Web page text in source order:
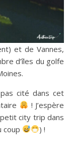
et de Vannes,
d’îles du golfe
cité dans cet
! J’espère
city trip dans
coup
) !